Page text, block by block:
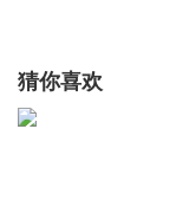
猜你喜欢